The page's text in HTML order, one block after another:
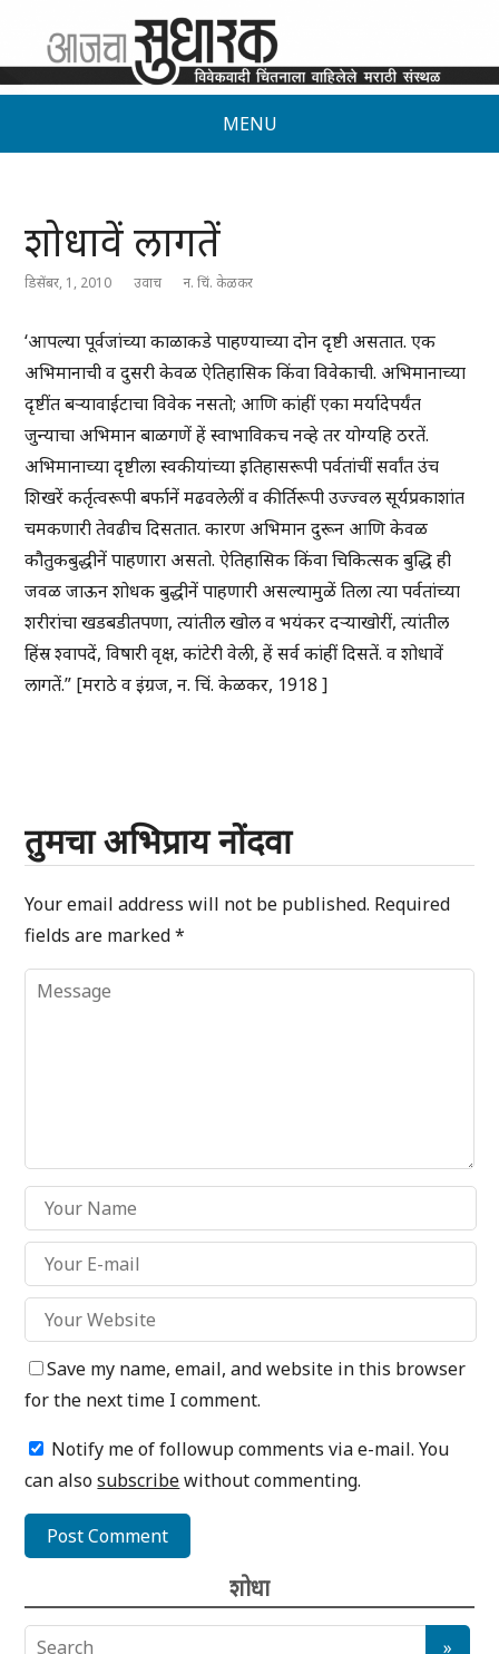
MENU
शोधावें लागतें
डिसेंबर, 1, 2010 उवाच न. चिं. केळकर
‘आपल्या पूर्वजांच्या काळाकडे पाहण्याच्या दोन दृष्टी असतात. एक
अभिमानाची व दुसरी केवळ ऐतिहासिक किंवा विवेकाची. अभिमानाच्या
दृष्टींत बऱ्यावाईटाचा विवेक नसतो; आणि कांहीं एका मर्यादेपर्यंत
जुन्याचा अभिमान बाळगणें हें स्वाभाविकच नव्हे तर योग्यहि ठरतें.
अभिमानाच्या दृष्टीला स्वकीयांच्या इतिहासरूपी पर्वतांचीं सर्वांत उंच
शिखरें कर्तृत्वरूपी बर्फानें मढवलेलीं व कीर्तिरूपी उज्ज्वल सूर्यप्रकाशांत
चमकणारी तेवढीच दिसतात. कारण अभिमान दुरून आणि केवळ
कौतुकबुद्धीनें पाहणारा असतो. ऐतिहासिक किंवा चिकित्सक बुद्धि ही
जवळ जाऊन शोधक बुद्धीनें पाहणारी असल्यामुळें तिला त्या पर्वतांच्या
शरीरांचा खडबडीतपणा, त्यांतील खोल व भयंकर दऱ्याखोरीं, त्यांतील
हिंस्र श्वापदें, विषारी वृक्ष, कांटेरी वेली, हें सर्व कांहीं दिसतें. व शोधावें
लागतें.” [मराठे व इंग्रज, न. चिं. केळकर, 1918 ]
तुमचा अभिप्राय नोंदवा
Your email address will not be published. Required
fields are marked*
Save my name, email, and website in this browser
for the next time I comment.
Notify me of followup comments via e-mail. You
can alsosubscribewithout commenting.
शोधा